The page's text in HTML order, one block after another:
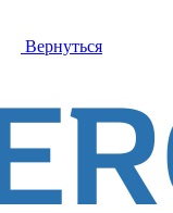
Вернуться